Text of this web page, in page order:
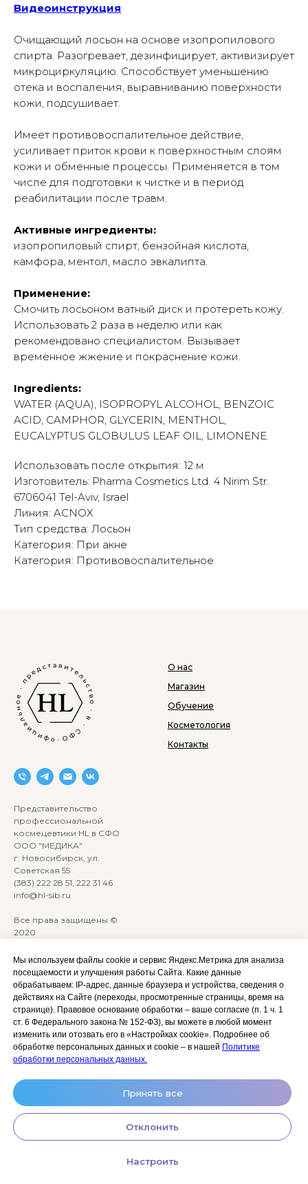
Мы используем файлы cookie и сервис Яндекс.Метрика для анализа
посещаемости и улучшения работы Сайта. Какие данные
обрабатываем: IP‑адрес, данные браузера и устройства, сведения о
действиях на Сайте (переходы, просмотренные страницы, время на
странице). Правовое основание обработки – ваше согласие (п. 1 ч. 1
ст. 6 Федерального закона № 152‑ФЗ), вы можете в любой момент
изменить или отозвать его в «Настройках cookie». Подробнее об
обработке персональных данных и cookie – в нашей Политике
обработки персональных данных.
Принять все
Отклонить
Настроить
Видеоинструкция
Очищающий лосьон на основе изопропилового
спирта. Разогревает, дезинфицирует, активизирует
микроциркуляцию. Способствует уменьшению
отека и воспаления, выравниванию поверхности
кожи, подсушивает.
Имеет противовоспалительное действие,
усиливает приток крови к поверхностным слоям
кожи и обменные процессы. Применяется в том
числе для подготовки к чистке и в период
реабилитации после травм.
Активные ингредиенты:
изопропиловый спирт, бензойная кислота,
камфора, ментол, масло эвкалипта.
Применение:
Смочить лосьоном ватный диск и протереть кожу.
Использовать 2 раза в неделю или как
рекомендовано специалистом. Вызывает
временное жжение и покраснение кожи.
Ingredients:
WATER (AQUA), ISOPROPYL ALCOHOL, BENZOIC
ACID, CAMPHOR, GLYCERIN, MENTHOL,
EUCALYPTUS GLOBULUS LEAF OIL, LIMONENE.
Использовать после открытия: 12 м
Изготовитель: Pharma Cosmetics Ltd. 4 Nirim Str.
6706041 Tel-Aviv, Israel
Линия: ACNOX
Тип средства: Лосьон
Категория: При акне
Категория: Противовоспалительное
Представительство
профессиональной
космецевтики HL в СФО
ООО "МЕДИКА"
г. Новосибирск, ул.
Советская 55
(383) 222 28 51, 222 31 46
info@hl-sib.ru
Все права защищены ©
2020
ANKRYONK
О нас
Магазин
Обучение
Косметология
Контакты
Акции и скидки
Оплата, доставка и возврат
Сотрудничество
Личный кабинет (Обучение)
Политика
конфиденциальности
Согласие на обработку
персональных данных
космецевтики